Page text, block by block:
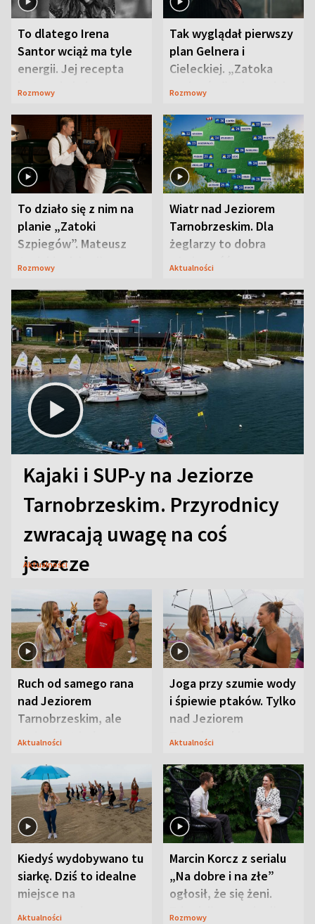
To dlatego Irena
Santor wciąż ma tyle
energii. Jej recepta
jest zaskakująco
Rozmowy
Tak wyglądał pierwszy
plan Gelnera i
Cieleckiej. „Zatoka
szpiegów” od razu ich
Rozmowy
To działo się z nim na
planie „Zatoki
Szpiegów”. Mateusz
Janicki odsłonił
Rozmowy
Wiatr nad Jeziorem
Tarnobrzeskim. Dla
żeglarzy to dobra
wiadomość
Aktualności
Kajaki i SUP-y na Jeziorze
Tarnobrzeskim. Przyrodnicy
zwracają uwagę na coś
jeszcze
Aktualności
Ruch od samego rana
nad Jeziorem
Tarnobrzeskim, ale
ważna jest jedna
Aktualności
Joga przy szumie wody
i śpiewie ptaków. Tylko
nad Jeziorem
Tarnobrzeskim
Aktualności
Kiedyś wydobywano tu
siarkę. Dziś to idealne
miejsce na
wypoczynek
Aktualności
Marcin Korcz z serialu
„Na dobre i na złe”
ogłosił, że się żeni.
Zdradził, co zmienił
Rozmowy